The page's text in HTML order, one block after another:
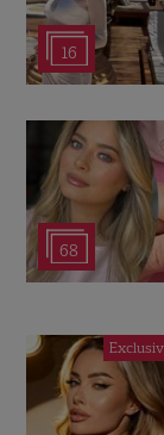
16
68
Exclusiv